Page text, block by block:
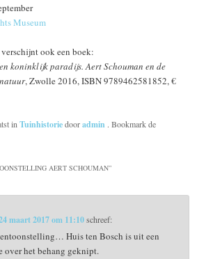
Museum
ook een boek:
koninklijk paradijs. Aert Schouman en de
, Zwolle 2016, ISBN 9789462581852, €
inTuinhistoriedooradmin . Bookmark de
AERT SCHOUMAN”
maart 2017 om 11:10schreef:
Huis ten Bosch is uit een
over het behang geknipt.